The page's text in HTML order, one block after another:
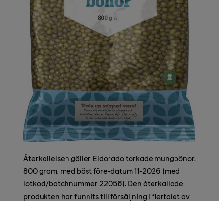
Återkallelsen gäller Eldorado torkade mungbönor,
800 gram, med bäst före-datum 11-2026 (med
lotkod/batchnummer 22056). Den återkallade
produkten har funnits till försäljning i flertalet av